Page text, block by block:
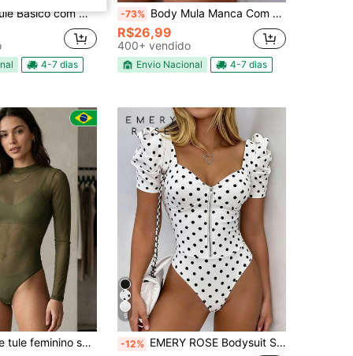
Manga Longa Moda Outono Inverno 2025
4-7 dias
-73% Body Mula Manca Com Fivela Verão 2026
R$26,99
400+ vendido
Envio Nacional 4-7 dias
segunda pele forte tendencia para 2026
5
-12% EMERY ROSE Bodysuit Sexy Ajustado com Decote em V, Meio Zíper e Manga Gigot para Mulheres